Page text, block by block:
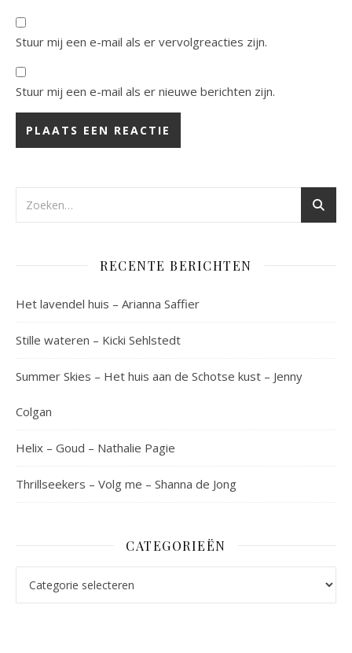
Stuur mij een e-mail als er vervolgreacties zijn.
Stuur mij een e-mail als er nieuwe berichten zijn.
RECENTE BERICHTEN
Het lavendel huis – Arianna Saffier
Stille wateren – Kicki Sehlstedt
Summer Skies – Het huis aan de Schotse kust – Jenny
Colgan
Helix – Goud – Nathalie Pagie
Thrillseekers – Volg me – Shanna de Jong
CATEGORIEËN